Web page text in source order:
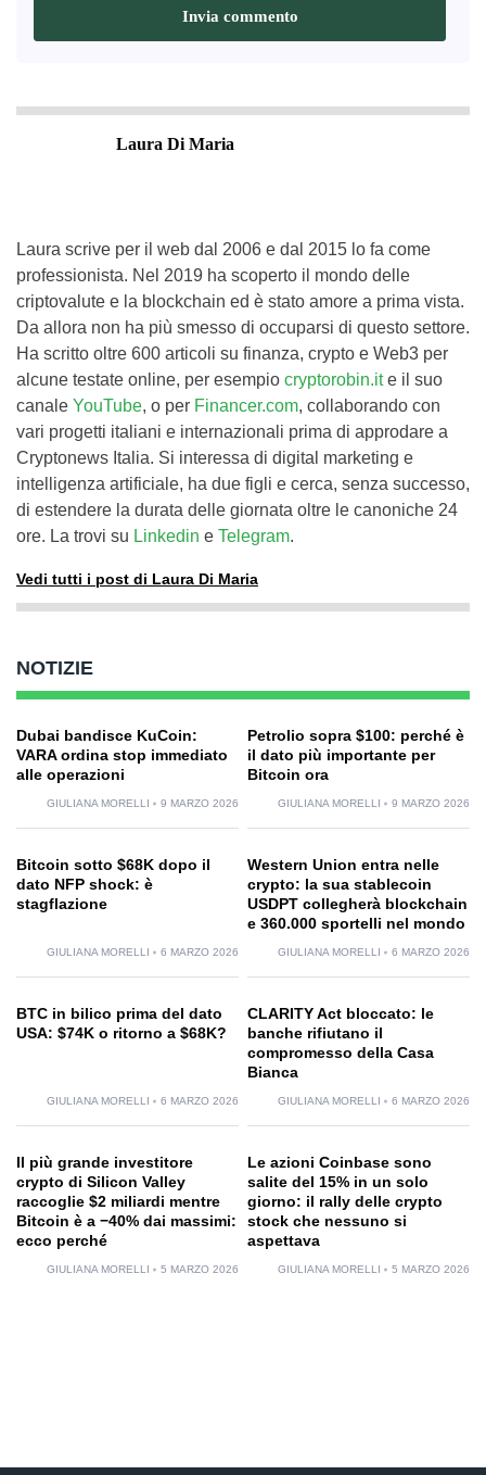
Laura Di Maria
Laura scrive per il web dal 2006 e dal 2015 lo fa come
professionista. Nel 2019 ha scoperto il mondo delle
criptovalute e la blockchain ed è stato amore a prima vista.
Da allora non ha più smesso di occuparsi di questo settore.
Ha scritto oltre 600 articoli su finanza, crypto e Web3 per
alcune testate online, per esempio cryptorobin.it e il suo
canale YouTube, o per Financer.com, collaborando con
vari progetti italiani e internazionali prima di approdare a
Cryptonews Italia. Si interessa di digital marketing e
intelligenza artificiale, ha due figli e cerca, senza successo,
di estendere la durata delle giornata oltre le canoniche 24
ore. La trovi su Linkedin e Telegram.
Vedi tutti i post di Laura Di Maria
NOTIZIE
Dubai bandisce KuCoin:
VARA ordina stop immediato
alle operazioni
GIULIANA MORELLI 9 MARZO 2026
Petrolio sopra $100: perché è
il dato più importante per
Bitcoin ora
GIULIANA MORELLI 9 MARZO 2026
Bitcoin sotto $68K dopo il
dato NFP shock: è
stagflazione
GIULIANA MORELLI 6 MARZO 2026
Western Union entra nelle
crypto: la sua stablecoin
USDPT collegherà blockchain
e 360.000 sportelli nel mondo
GIULIANA MORELLI 6 MARZO 2026
BTC in bilico prima del dato
USA: $74K o ritorno a $68K?
GIULIANA MORELLI 6 MARZO 2026
CLARITY Act bloccato: le
banche rifiutano il
compromesso della Casa
Bianca
GIULIANA MORELLI 6 MARZO 2026
Il più grande investitore
crypto di Silicon Valley
raccoglie $2 miliardi mentre
Bitcoin è a −40% dai massimi:
ecco perché
GIULIANA MORELLI 5 MARZO 2026
Le azioni Coinbase sono
salite del 15% in un solo
giorno: il rally delle crypto
stock che nessuno si
aspettava
GIULIANA MORELLI 5 MARZO 2026